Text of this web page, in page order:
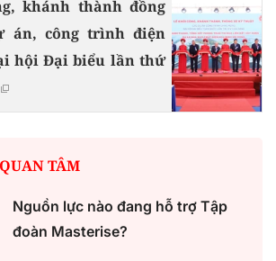
khánh thành đồng
án, công trình điện
hội Đại biểu lần thứ
TÂM
Nguồn lực nào đang hỗ trợ Tập
đoàn Masterise?